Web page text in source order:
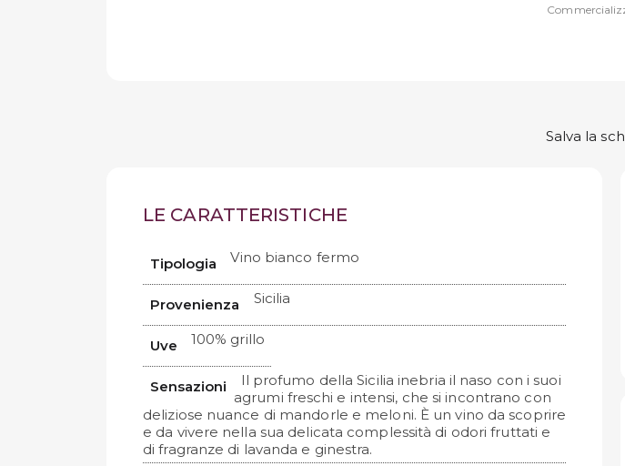
Salva la
LE CARATTERISTICHE
Tipologia Vino bianco fermo
Provenienza Sicilia
Uve 100% grillo
Sensazioni
Il profumo della Sicilia inebria il naso con i suoi
agrumi freschi e intensi, che si incontrano con
deliziose nuance di mandorle e meloni. È un vino da scoprire
e da vivere nella sua delicata complessità di odori fruttati e
di fragranze di lavanda e ginestra.